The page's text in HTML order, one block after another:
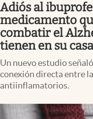
Adiós al
medicamento
combatir el
tienen en su casa
Un nuevo estudio
conexión directa entre
antiinflamatorios.